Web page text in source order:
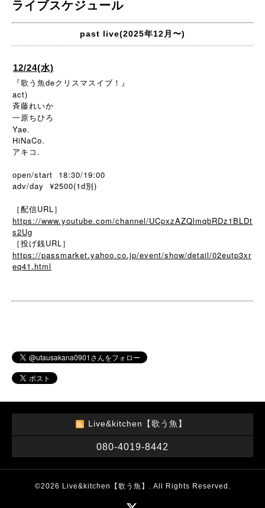
ライブスケジュール
past live(2025年12月〜)
12/24(水)
『歌う魚deクリスマスイブ！』
act)
斉藤れいか
一原ちひろ
Yae.
HiNaCo.
アキコ.
open/start 18:30/19:00
adv/day ¥2500(1d別)
［配信URL］
https://www.youtube.com/channel/UCpxzAZQlmqbRDz1BLDt
s2Ug
［投げ銭URL］
https://passmarket.yahoo.co.jp/event/show/detail/02eutp3xr
eq41.html
Live&kitchen【歌う魚】
080-4019-8442
©2026 Live&kitchen【歌う魚】 . All Rights Reserved.